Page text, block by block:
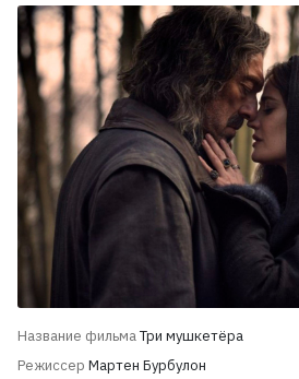
Название фильмаТри мушкетёра
Режиссер Мартен Бурбулон